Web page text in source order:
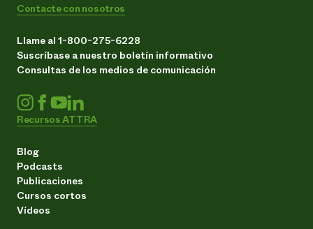
Contacte con nosotros
Llame al 1-800-275-6228
Suscríbase a nuestro boletín informativo
Consultas de los medios de comunicación
Recursos ATTRA
Blog
Podcasts
Publicaciones
Cursos cortos
Vídeos